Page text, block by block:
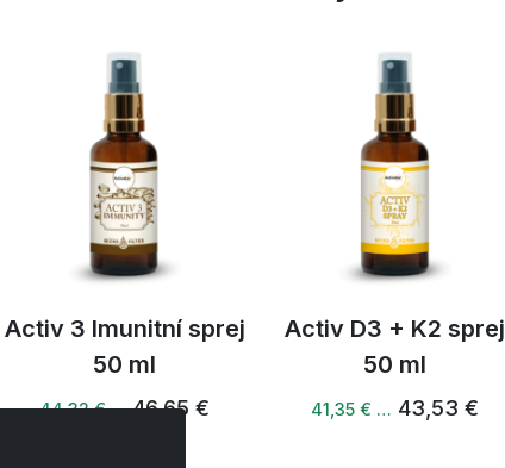
Activ 3 Imunitní sprej
50 ml
44,32 € …46,65 €
Activ D3 + K2 sprej
50 ml
41,35 € … 43,53 €